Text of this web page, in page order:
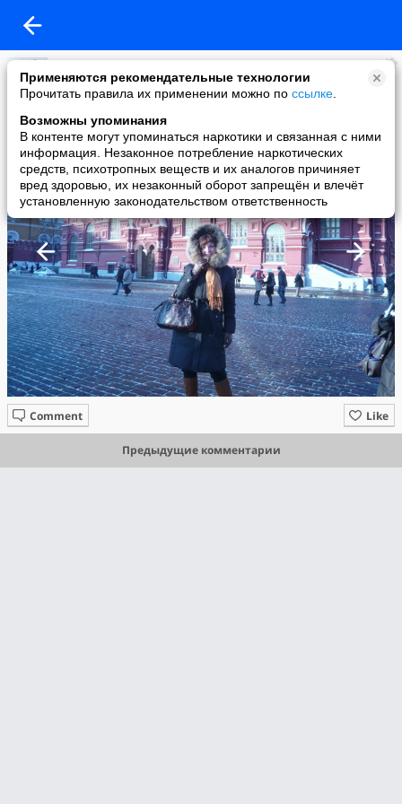
Применяются рекомендательные технологии
Прочитать правила их применении можно по ссылке
Возможны упоминания
В контенте могут упоминаться наркотики и связанная с ними
информация. Незаконное потребление наркотических
средств, психотропных веществ и их аналогов причиняет
вред здоровью, их незаконный оборот запрещён и влечёт
установленную законодательством ответственность
Светлана Комарова
added a photo
08 Aug в 00:22
Like
Comment
Предыдущие комментарии